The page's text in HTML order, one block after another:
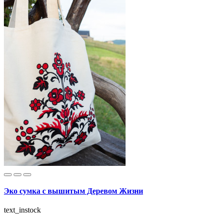
Эко сумка с вышитым Деревом Жизни
text_instock